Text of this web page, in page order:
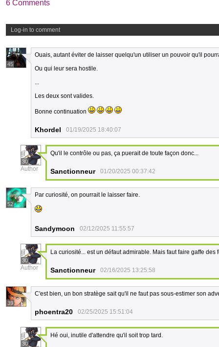
6 Comments
Log-in to comment
45
Ouais, autant éviter de laisser quelqu'un utiliser un pouvoir qu'il
Ou qui leur sera hostile.
...
Les deux sont valides.
Bonne continuation
Khordel 01/19/2025 18:40:07
30
Author
Qu'il le contrôle ou pas, ça puerait de toute façon donc...
Sanctionneur 01/20/2025 00:37:42
52
Par curiosité, on pourrait le laisser faire.
Sandymoon 02/12/2025 11:55:57
30
Author
La curiosité... est un défaut admirable. Mais faut faire gaffe des
Sanctionneur 02/16/2025 13:25:58
39
C'est bien, un bon stratège sait qu'il ne faut pas sous-estimer son
phoentra20 02/25/2025 15:51:04
30
Hé oui, inutile d'attendre qu'il soit trop tard.